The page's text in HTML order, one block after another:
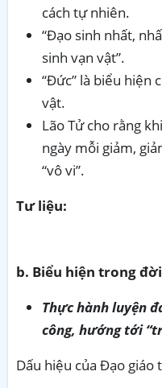
cách tự nhiên.
“Đạo sinh nhất,
sinh vạn vật”.
“Đức” là biểu hiện
vật.
Lão Tử cho rằng
ngày mỗi giảm,
“vô vi”.
Tư liệu:
b. Biểu hiện trong
Thực hành luyện
công, hướng tới
Dấu hiệu của Đạo giáo